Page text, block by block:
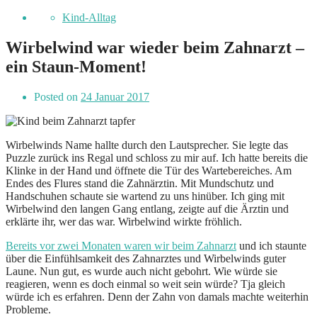
Kind-Alltag
Wirbelwind war wieder beim Zahnarzt –
ein Staun-Moment!
Posted on 24 Januar 2017
Wirbelwinds Name hallte durch den Lautsprecher. Sie legte das
Puzzle zurück ins Regal und schloss zu mir auf. Ich hatte bereits die
Klinke in der Hand und öffnete die Tür des Wartebereiches. Am
Endes des Flures stand die Zahnärztin. Mit Mundschutz und
Handschuhen schaute sie wartend zu uns hinüber. Ich ging mit
Wirbelwind den langen Gang entlang, zeigte auf die Ärztin und
erklärte ihr, wer das war. Wirbelwind wirkte fröhlich.
Bereits vor zwei Monaten waren wir beim Zahnarzt und ich staunte
über die Einfühlsamkeit des Zahnarztes und Wirbelwinds guter
Laune. Nun gut, es wurde auch nicht gebohrt. Wie würde sie
reagieren, wenn es doch einmal so weit sein würde? Tja gleich
würde ich es erfahren. Denn der Zahn von damals machte weiterhin
Probleme.